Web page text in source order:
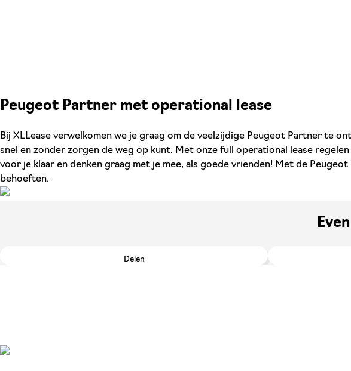
Peugeot Partner met operational lease
Bij XLLease verwelkomen we je graag om de veelzijdige Peugeot Partner te
snel en zonder zorgen de weg op kunt. Met onze full operational lease
voor je klaar en denken graag met je mee, als goede vrienden! Met de
behoeften.
Delen